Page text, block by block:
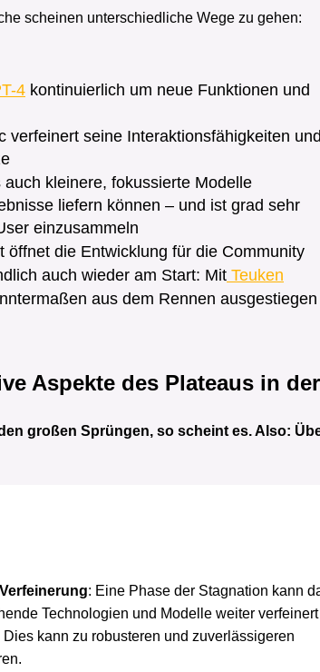
scheinen unterschiedliche Wege zu gehen:
4 kontinuierlich um neue Funktionen und
verfeinert seine Interaktionsfähigkeiten und
auch kleinere, fokussierte Modelle
liefern können – und ist grad sehr
einzusammeln
öffnet die Entwicklung für die Community
auch wieder am Start: Mit Teuken
aus dem Rennen ausgestiegen
Aspekte des Plateaus in
großen Sprüngen, so scheint es. Also:
: Eine Phase der Stagnation kann
Technologien und Modelle weiter verfeinert
kann zu robusteren und zuverlässigeren